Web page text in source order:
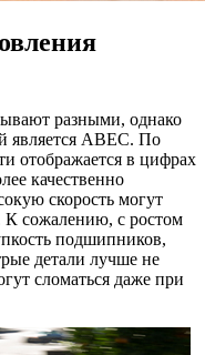
разными, однако
является ABEC. По
отображается в цифрах
качественно
скорость могут
К сожалению, с ростом
подшипников,
детали лучше не
сломаться даже при